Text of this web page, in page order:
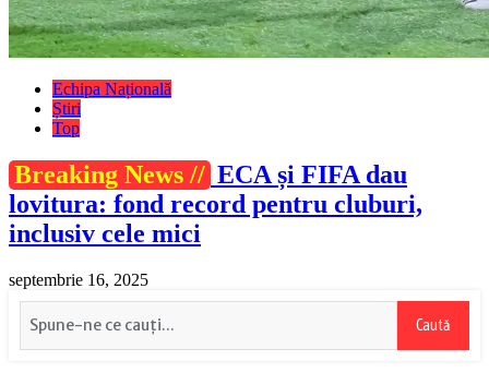
Echipa Națională
Știri
Top
Breaking News // ECA și FIFA dau
lovitura: fond record pentru cluburi,
inclusiv cele mici
septembrie 16, 2025
Caută